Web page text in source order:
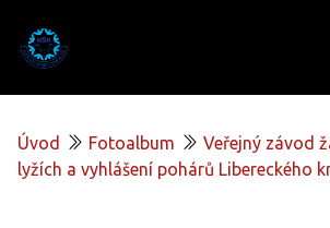
Úvod Fotoalbum
Veřejný závod
lyžích a vyhlášení pohárů Libereckého